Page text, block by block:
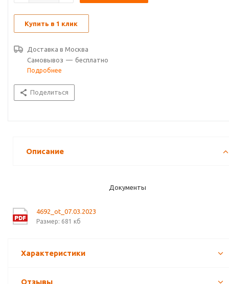
Купить в 1 клик
Доставка в Москва
Самовывоз — бесплатно
Подробнее
Поделиться
Описание
Документы
4692_ot_07.03.2023
Размер: 681 кб
Характеристики
Отзывы